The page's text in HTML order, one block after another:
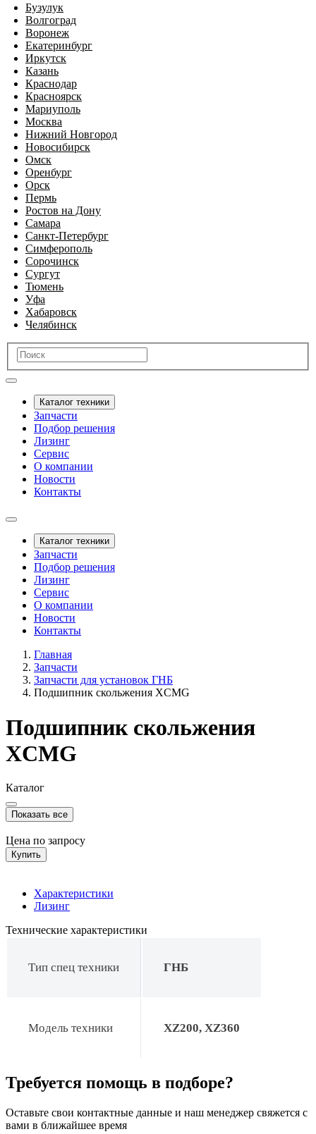
Бузулук
Волгоград
Воронеж
Екатеринбург
Иркутск
Казань
Краснодар
Красноярск
Мариуполь
Москва
Нижний Новгород
Новосибирск
Омск
Оренбург
Орск
Пермь
Ростов на Дону
Самара
Санкт-Петербург
Симферополь
Сорочинск
Сургут
Тюмень
Уфа
Хабаровск
Челябинск
Каталог техники
Запчасти
Подбор решения
Лизинг
Сервис
О компании
Новости
Контакты
Каталог техники
Запчасти
Подбор решения
Лизинг
Сервис
О компании
Новости
Контакты
Главная
Запчасти
Запчасти для установок ГНБ
Подшипник скольжения XCMG
Подшипник скольжения
XCMG
Каталог
Показать все
Цена по запросу
Купить
Характеристики
Лизинг
Технические характеристики
Тип спец техники ГНБ
Модель техники XZ200, XZ360
Требуется помощь в подборе?
Оставьте свои контактные данные и наш менеджер свяжется с
вами в ближайшее время